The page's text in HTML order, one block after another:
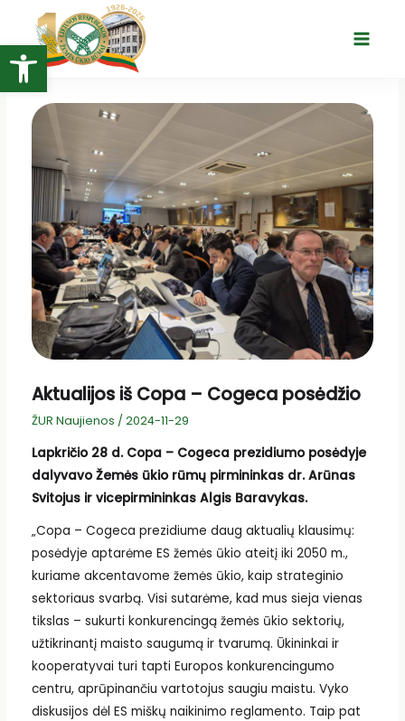
Open toolbar
turinio
Main
Aktualijos iš Copa – Cogeca posėdžio
ŽUR Naujienos / 2024-11-29
Lapkričio 28 d. Copa – Cogeca prezidiumo posėdyje
dalyvavo Žemės ūkio rūmų pirmininkas dr. Arūnas
Svitojus ir vicepirmininkas Algis Baravykas.
„Copa – Cogeca prezidiume daug aktualių klausimų:
posėdyje aptarėme ES žemės ūkio ateitį iki 2050 m.,
kuriame akcentavome žemės ūkio, kaip strateginio
sektoriaus svarbą. Visi sutarėme, kad mus sieja vienas
tikslas – sukurti konkurencingą žemės ūkio sektorių,
užtikrinantį maisto saugumą ir tvarumą. Ūkininkai ir
kooperatyvai turi tapti Europos konkurencingumo
centru, aprūpinančiu vartotojus saugiu maistu. Vyko
diskusijos dėl ES miškų naikinimo reglamento. Taip pat